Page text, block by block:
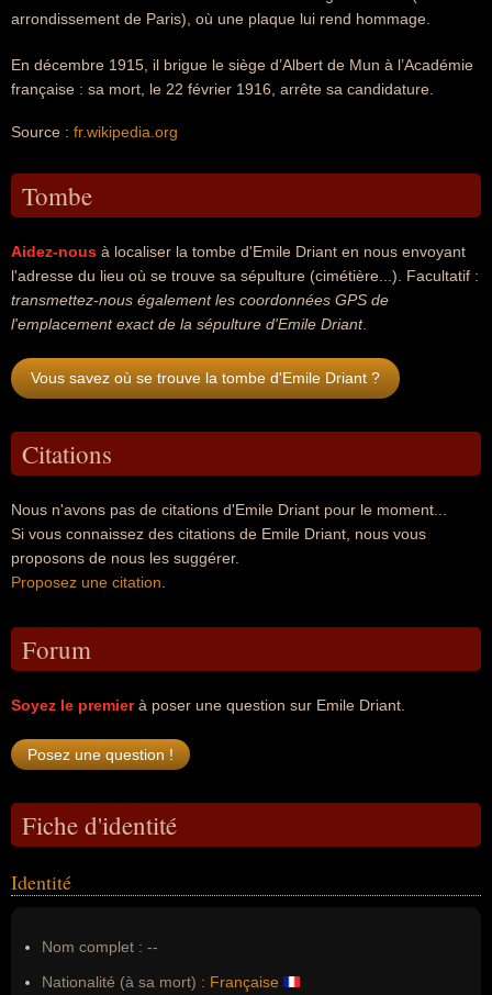
arrondissement de Paris), où une plaque lui rend hommage.
En décembre 1915, il brigue le siège d’Albert de Mun à l’Académie
française : sa mort, le 22 février 1916, arrête sa candidature.
Source : fr.wikipedia.org
Tombe
Aidez-nous à localiser la tombe d'Emile Driant en nous envoyant
l'adresse du lieu où se trouve sa sépulture (cimétière...). Facultatif :
transmettez-nous également les coordonnées GPS de
l'emplacement exact de la sépulture d'Emile Driant.
Vous savez où se trouve la tombe d'Emile Driant ?
Citations
Nous n'avons pas de citations d'Emile Driant pour le moment...
Si vous connaissez des citations de Emile Driant, nous vous
proposons de nous les suggérer.
Proposez une citation
Forum
Soyez le premierà poser une question sur Emile Driant.
Fiche d'identité
Identité
Nom complet : --
Nationalité (à sa mort) : Française